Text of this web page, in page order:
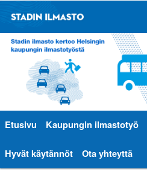
Päävalikko
Siirry
sisältöön
Siirry
toissijaiseen
Etusivu Kaupungin ilmastotyö
Hyvät käytännöt Ota yhteyttä